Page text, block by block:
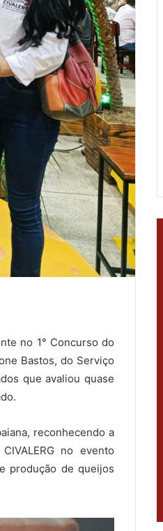
no 1° Concurso do
Bastos, do Serviço
que avaliou quase
reconhecendo a
no evento
produção de queijos